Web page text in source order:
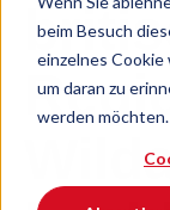
beim Besuch
einzelnes
um daran zu
werden möchten.